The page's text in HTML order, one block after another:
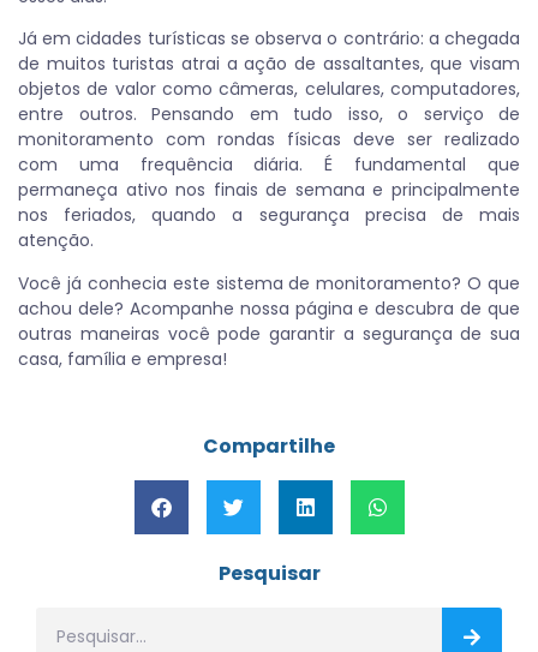
Pesquisar
Já em cidades turísticas se observa o contrário: a chegada
de muitos turistas atrai a ação de assaltantes, que visam
objetos de valor como câmeras, celulares, computadores,
entre outros. Pensando em tudo isso, o serviço de
monitoramento com rondas físicas deve ser realizado
com uma frequência diária. É fundamental que
permaneça ativo nos finais de semana e principalmente
nos feriados, quando a segurança precisa de mais
atenção.
Você já conhecia este sistema de monitoramento? O que
achou dele? Acompanhe nossa página e descubra de que
outras maneiras você pode garantir a segurança de sua
casa, família e empresa!
Compartilhe